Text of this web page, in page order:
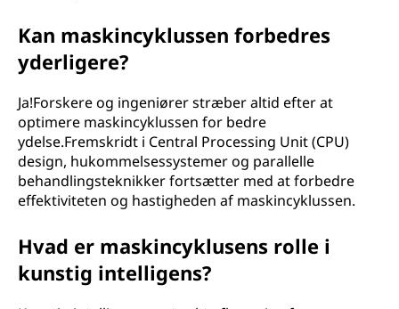
Kan maskincyklussen forbedres
yderligere?
Ja!Forskere og ingeniører stræber altid efter at
optimere maskincyklussen for bedre
ydelse.Fremskridt i Central Processing Unit (CPU)
design, hukommelsessystemer og parallelle
behandlingsteknikker fortsætter med at forbedre
effektiviteten og hastigheden af maskincyklussen.
Hvad er maskincyklusens rolle i
kunstig intelligens?